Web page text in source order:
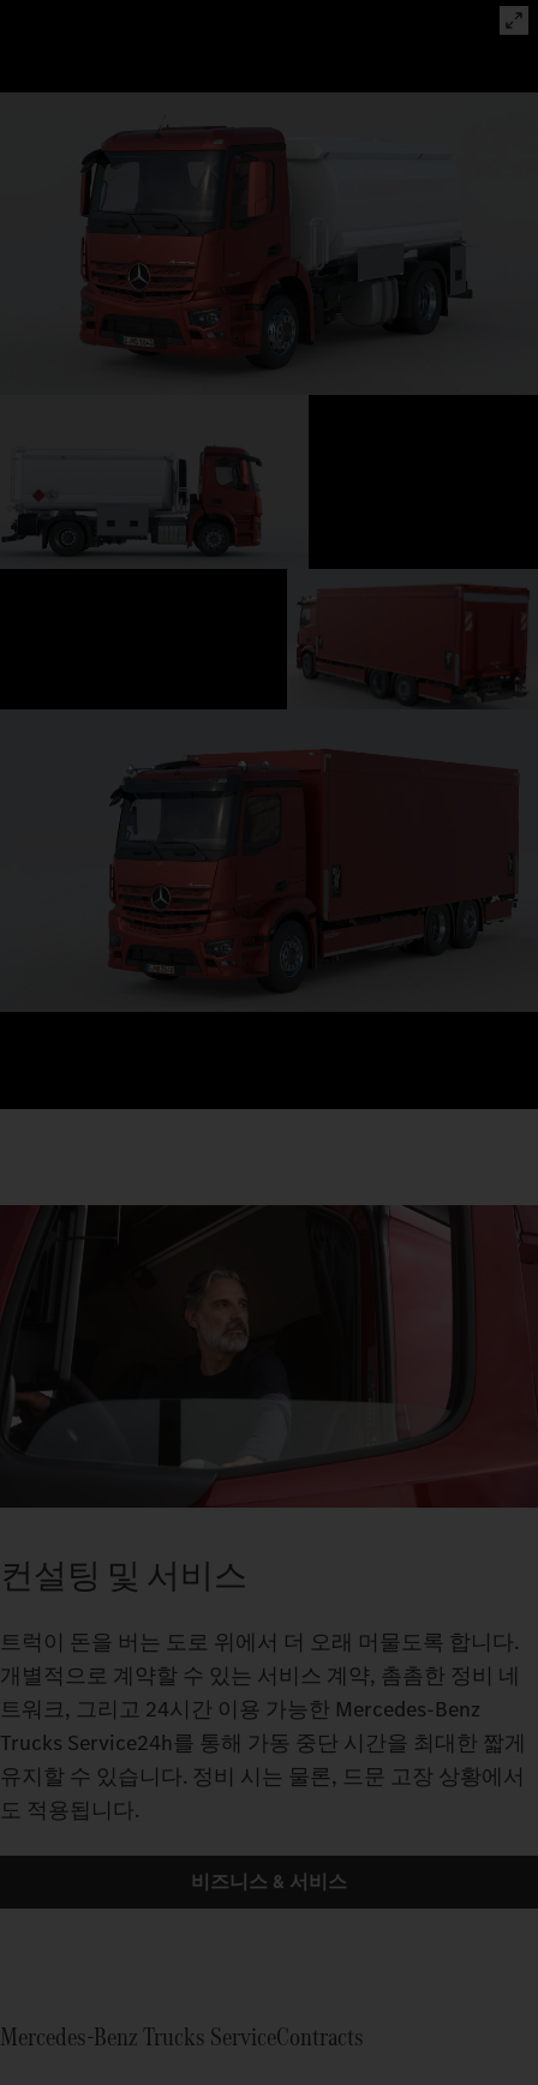
컨설팅 및 서비스
트럭이 돈을 버는 도로 위에서 더 오래 머물도록 합니다.
개별적으로 계약할 수 있는 서비스 계약, 촘촘한 정비 네
트워크, 그리고 24시간 이용 가능한 Mercedes-Benz
Trucks Service24h를 통해 가동 중단 시간을 최대한 짧게
유지할 수 있습니다. 정비 시는 물론, 드문 고장 상황에서
도 적용됩니다.
비즈니스 & 서비스
Mercedes-Benz Trucks ServiceContracts